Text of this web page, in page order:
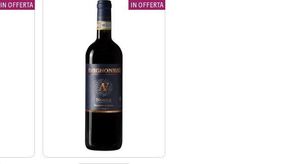
IN OFFERTA IN OFFERTA